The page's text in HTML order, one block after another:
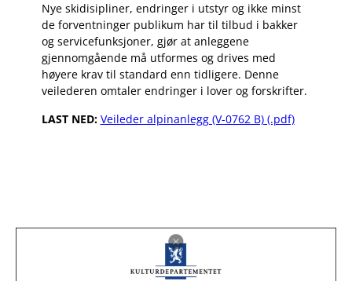
Nye skidisipliner, endringer i utstyr og ikke minst
de forventninger publikum har til tilbud i bakker
og servicefunksjoner, gjør at anleggene
gjennomgående må utformes og drives med
høyere krav til standard enn tidligere. Denne
veilederen omtaler endringer i lover og forskrifter.
LAST NED: Veileder alpinanlegg (V-0762 B) (.pdf)